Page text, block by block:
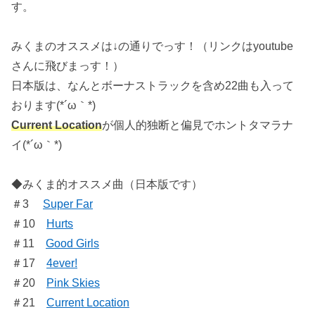
す。
みくまのオススメは↓の通りでっす！（リンクはyoutube
さんに飛びまっす！）
日本版は、なんとボーナストラックを含め22曲も入って
おります(*´ω｀*)
Current Locationが個人的独断と偏見でホントタマラナ
イ(*´ω｀*)
◆みくま的オススメ曲（日本版です）
＃3 Super Far
＃10
Hurts
＃11 Good Girls
＃17 4ever!
＃20
Pink Skies
＃21 Current Location